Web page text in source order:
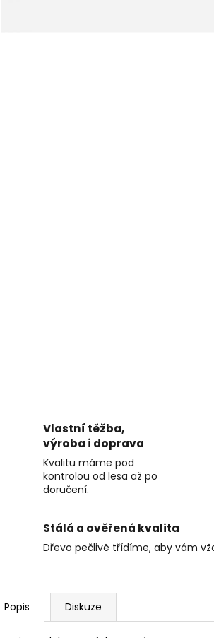
Vlastní těžba,
výroba i doprava
Kvalitu máme pod
kontrolou od lesa až po
doručení.
Stálá a ověřená kvalita
Dřevo pečlivě třídíme, aby vám
Popis Diskuze